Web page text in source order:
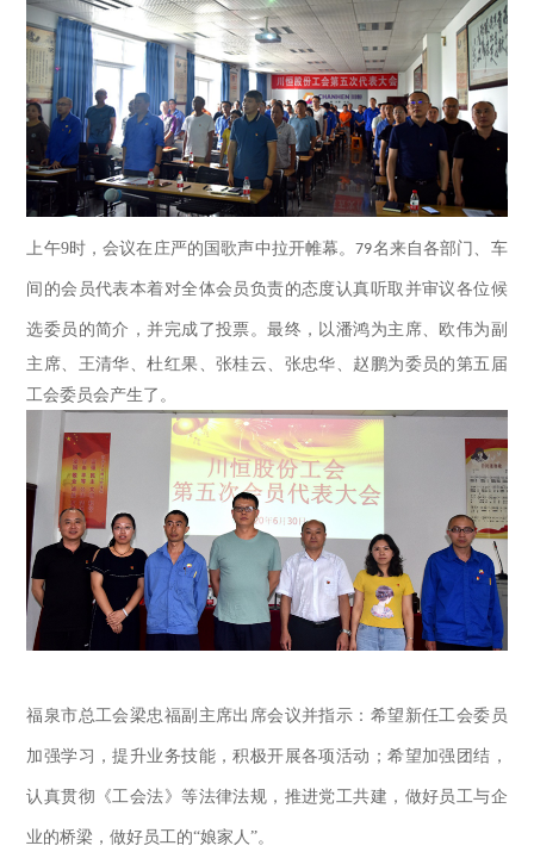
上午9时，会议在庄严的国歌声中拉开帷幕。79名来自各部门、车
间的会员代表本着对全体会员负责的态度认真听取并审议各位候
选委员的简介，并完成了投票。最终， 以潘鸿为主席、欧伟为副
主席、王清华、杜红果、张桂云、张忠华、赵鹏为委员的第五届
工会委员会产生了。
福泉市总工会梁忠福副主席出席会议并指示 ：希望新任工会委员
加强学习，提升业务技能，积极开展各项活动；希望加强团结，
认真贯彻《工会法》等法律法规，推进党工共建，做好员工与企
业的桥梁，做好员工的“娘家人”。